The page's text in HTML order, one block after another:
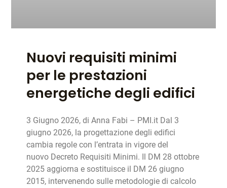
Nuovi requisiti minimi
per le prestazioni
energetiche degli edifici
3 Giugno 2026, di Anna Fabi – PMI.it Dal 3
giugno 2026, la progettazione degli edifici
cambia regole con l’entrata in vigore del
nuovo Decreto Requisiti Minimi. Il DM 28 ottobre
2025 aggiorna e sostituisce il DM 26 giugno
2015, intervenendo sulle metodologie di calcolo